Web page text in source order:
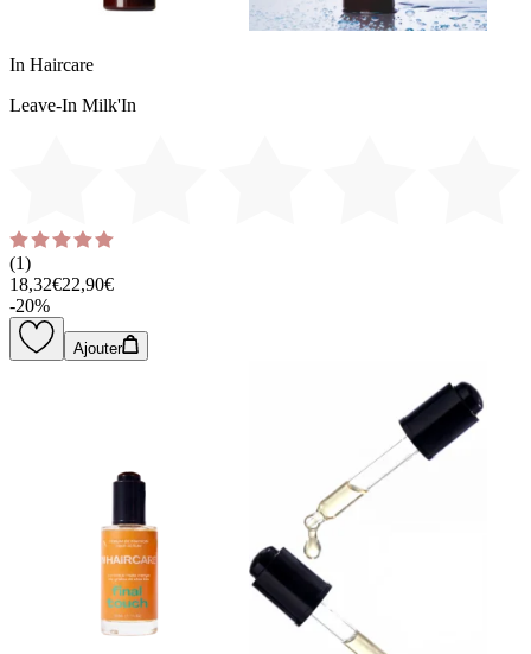
In Haircare
Leave-In Milk'In
(1)
18,32€22,90€
-20%
Ajouter